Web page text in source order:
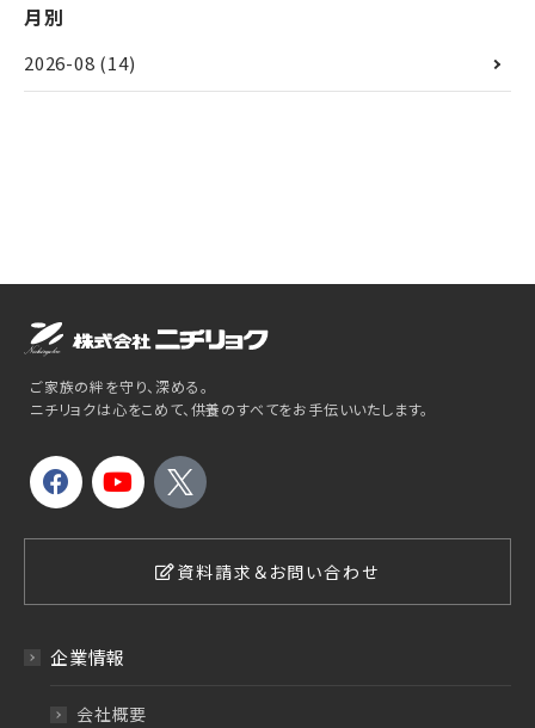
月別
2026-08 (14)
ご家族の絆を守り、深める。
ニチリョクは心をこめて、供養のすべてをお手伝いいたします。
資料請求＆お問い合わせ
企業情報
会社概要